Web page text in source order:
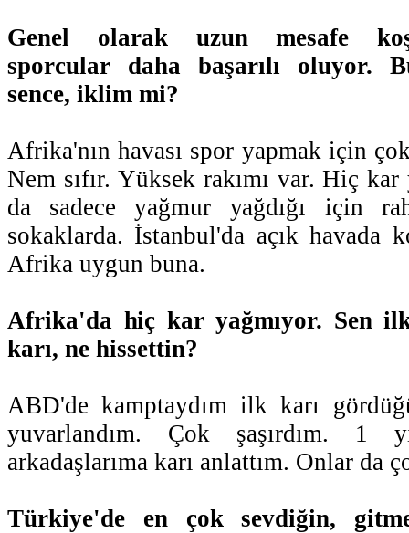
Genel olarak uzun mesafe
sporcular daha başarılı oluyor.
sence, iklim mi?
Afrika'nın havası spor yapmak için
Nem sıfır. Yüksek rakımı var. Hiç kar
da sadece yağmur yağdığı için
sokaklarda. İstanbul'da açık havada
Afrika uygun buna.
Afrika'da hiç kar yağmıyor. Sen
karı, ne hissettin?
ABD'de kamptaydım ilk karı
yuvarlandım. Çok şaşırdım. 1
arkadaşlarıma karı anlattım. Onlar da
Türkiye'de en çok sevdiğin,